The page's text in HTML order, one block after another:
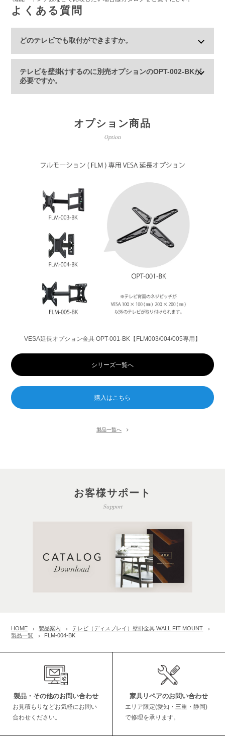
よくある質問
どのテレビでも取付ができますか。
テレビを壁掛けするのに別売オプションのOPT-002-BKが
必要ですか。
オプション商品
Option
VESA延長オプション金具 OPT-001-BK【FLM003/004/005専用】
シリーズ一覧へ
製品一覧へ
お客様サポート
Support
HOME 製品案内
テレビ（ディスプレイ）壁掛金具 WALL FIT MOUNT
製品一覧
FLM-004-BK
製品・その他のお問い合わせ
お見積もりなどお気軽にお問い
合わせください。
家具リペアのお問い合わせ
エリア限定(愛知・三重・静岡)
で修理を承ります。